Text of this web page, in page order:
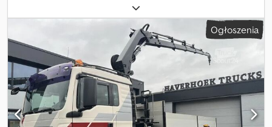
, rodzaj paliwa:
całkowita:32 000 kg, konfiguracja osi:8x8, następna inspekcja
, kolor:czerwony
, typ przekładni:
automatyczny
Euro 3, całkowita długość:
całkowita szerokość:
3 000 mm , całkowita wysokość:4 000 mm
Rok budowy:2008, godziny pracy:
klimatyzacja, ogrzewanie postojowe, zaczep do przyczepy,
Lotniskowy samochód gaśniczy gotowy do użycia – TÜV do
03/2027 PANTHER Rosenbauer na podwoziu MAN z silnikiem 1000
KM oraz sześciobiegową, w pełni automatyczną skrzynią Allison
Ogłoszenia